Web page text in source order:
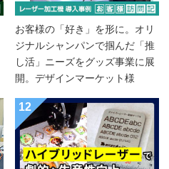
お客様の「好き」を形に。オリ
ジナルシャンパンで掴んだ「推
し活」ニーズをグッズ事業に展
開。デザインマーケット様
12